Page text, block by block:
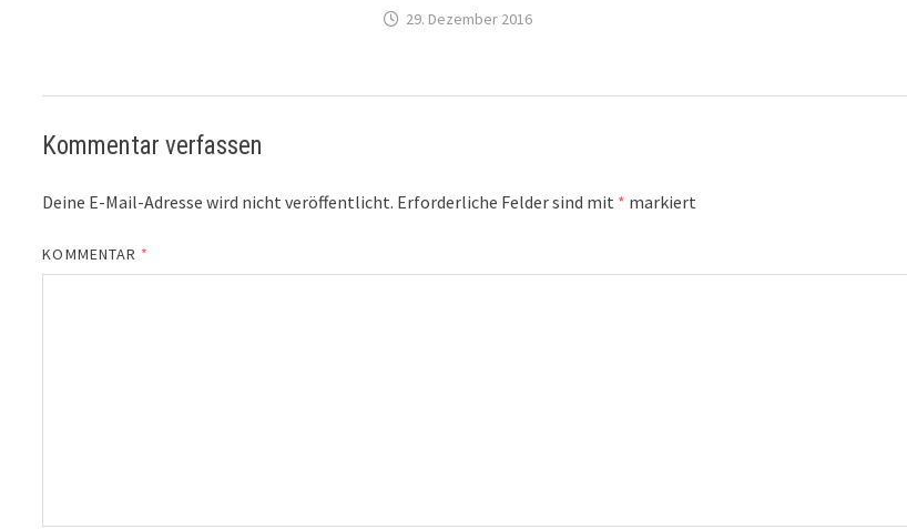
29. Dezember 2016
Kommentar verfassen
Deine E-Mail-Adresse wird nicht veröffentlicht. Erforderliche Felder sind mit * markiert
KOMMENTAR *